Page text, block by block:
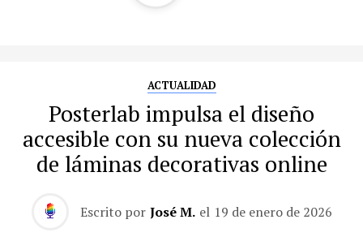
ACTUALIDAD
Posterlab impulsa el diseño
accesible con su nueva colección
de láminas decorativas online
Escrito por José M. el 19 de enero de 2026